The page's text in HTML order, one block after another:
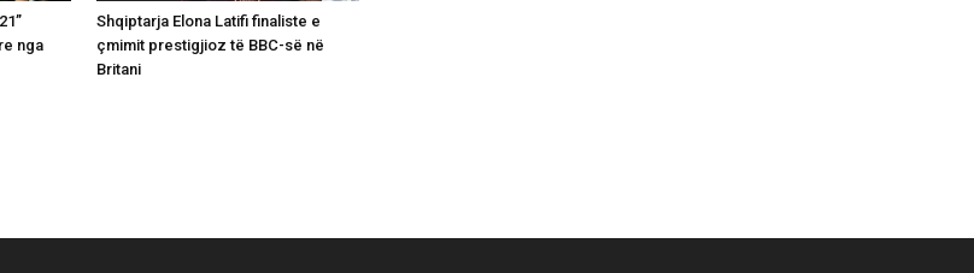
nga
Shqiptarja Elona Latifi finaliste e
çmimit prestigjioz të BBC-së në
Britani